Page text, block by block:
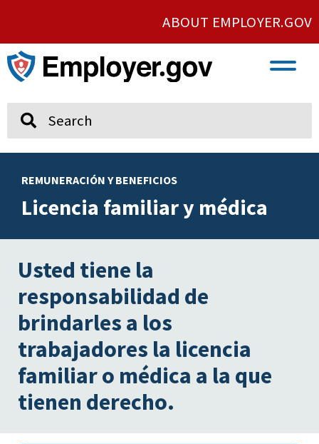
ABOUT EMPLOYER.GOV
REMUNERACIÓN Y BENEFICIOS
Licencia familiar y médica
Usted tiene la
responsabilidad de
brindarles a los
trabajadores la licencia
familiar o médica a la que
tienen derecho.